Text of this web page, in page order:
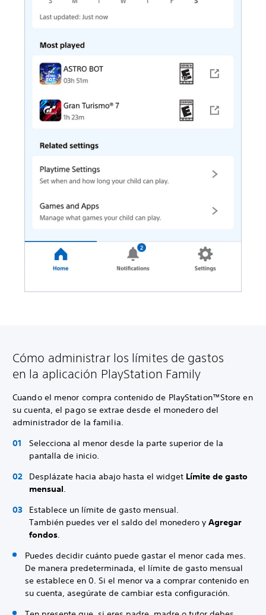
Cómo administrar los límites de gastos
en la aplicación PlayStation Family
Cuando el menor compra contenido de PlayStation™Store en
su cuenta, el pago se extrae desde el monedero del
administrador de la familia.
Selecciona al menor desde la parte superior de la
pantalla de inicio.
Desplázate hacia abajo hasta el widget Límite de gasto
mensual
Establece un límite de gasto mensual.
También puedes ver el saldo del monedero y Agregar
fondos
Puedes decidir cuánto puede gastar el menor cada mes.
De manera predeterminada, el límite de gasto mensual
se establece en 0. Si el menor va a comprar contenido en
su cuenta, asegúrate de cambiar esta configuración.